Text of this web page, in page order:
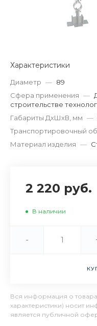
Характеристики
Диаметр — 89
Сфера применения —
строительстве
Габариты ДхШхВ, мм —
Транспортировочный
Материал изделия —
2 220 руб.
В наличии
-
Вся информация о
характеристики) носит
является публичной